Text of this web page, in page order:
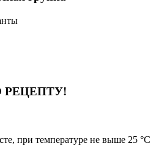
РЕЦЕПТУ!
при температуре не выше 25 °C